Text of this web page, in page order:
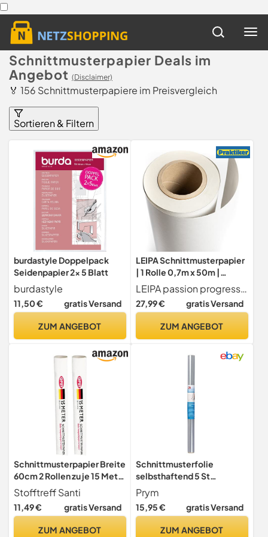
Schnittmusterpapier Deals im
Angebot (Disclaimer)
🏅 156 Schnittmusterpapiere im Preisvergleich
Sortieren & Filtern
burdastyle Doppelpack
Seidenpapier 2x 5 Blatt
burdastyle
11,50 € gratis Versand
ZUM ANGEBOT
LEIPA Schnittmusterpapier
| 1 Rolle 0,7m x 50m |
200g/m² | stabil &
knitterfrei | Papier für
Schnittmuster, Nähen &
Recyclingpapier
LEIPA passion progress technology
27,99 € gratis Versand
ZUM ANGEBOT
Schnittmusterpapier Breite
60cm 2 Rollen zu je 15 Meter
- insgesamt 30 Meter -
Schnittmuster Pauspapier
Pauspapier
Stofftreff Santi
11,49 € gratis Versand
ZUM ANGEBOT
Schnittmusterfolie
selbsthaftend 5 St
80x60cm
Prym
15,95 € gratis Versand
ZUM ANGEBOT